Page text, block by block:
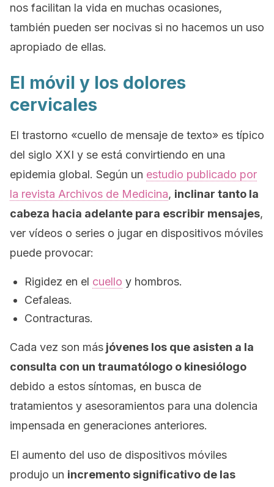
nos facilitan la vida en muchas ocasiones,
también pueden ser nocivas si no hacemos un uso
apropiado de ellas.
El móvil y los dolores
cervicales
El trastorno «cuello de mensaje de texto» es típico
del siglo XXI y se está convirtiendo en una
epidemia global. Según un estudio publicado por
la revista Archivos de Medicina, inclinar tanto la
cabeza hacia adelante para escribir mensajes,
ver vídeos o series o jugar en dispositivos móviles
puede provocar:
Rigidez en el cuello y hombros.
Cefaleas.
Contracturas.
Cada vez son más jóvenes los que asisten a la
consulta con un traumatólogo o kinesiólogo
debido a estos síntomas, en busca de
tratamientos y asesoramientos para una dolencia
impensada en generaciones anteriores.
El aumento del uso de dispositivos móviles
produjo un incremento significativo de las